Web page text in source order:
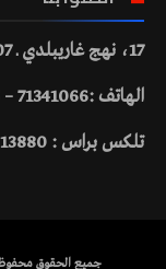
17، نهج غاريبلدي ـ 1007 تونس
الهاتف :71341066 – 71335025 – 71336386
تلكس براس : 13880 TN – تلفاكس :71336584
جميع الحقوق محفوظة